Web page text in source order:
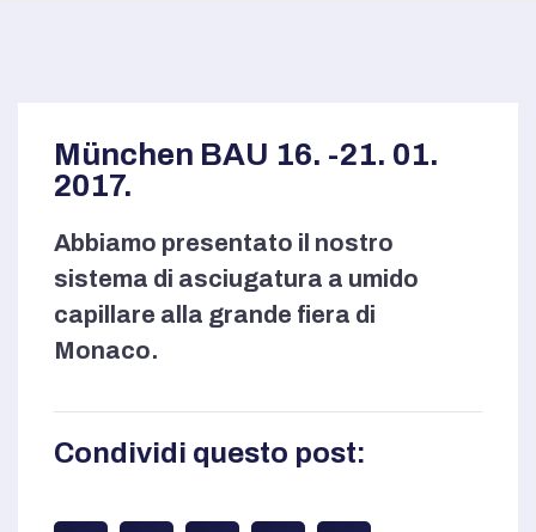
München BAU 16. -21. 01.
2017.
Abbiamo presentato il nostro
sistema di asciugatura a umido
capillare alla grande fiera di
Monaco.
Condividi questo post: